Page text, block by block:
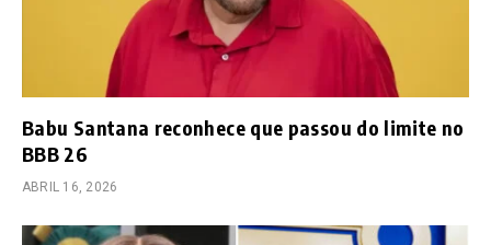
Babu Santana reconhece que passou do limite no
BBB 26
ABRIL 16, 2026